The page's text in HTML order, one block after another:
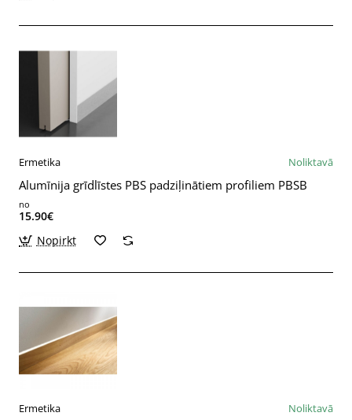
Ermetika Noliktavā
Alumīnija grīdlīstes PBS padziļinātiem profiliem PBSB
no
15.90€
Nopirkt
Ermetika Noliktavā